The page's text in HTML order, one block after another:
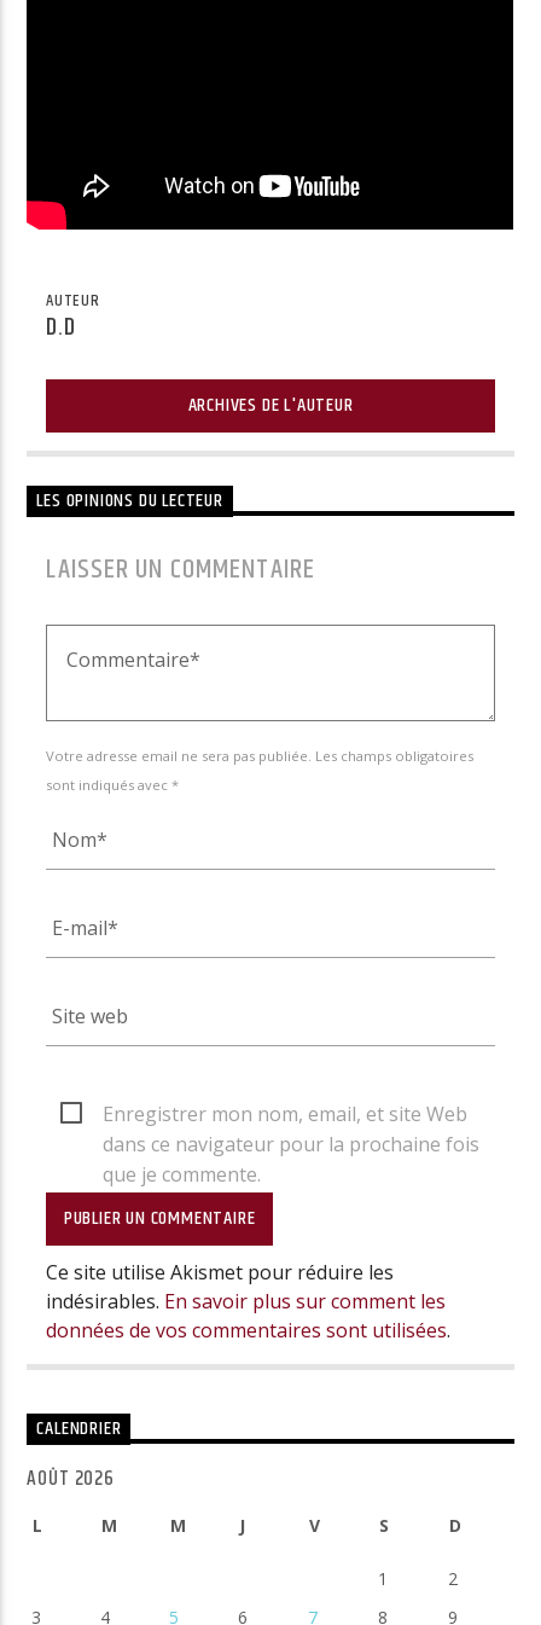
AUTEUR
D.D
ARCHIVES DE L'AUTEUR
LES OPINIONS DU LECTEUR
LAISSER UN COMMENTAIRE
Votre adresse email ne sera pas publiée. Les champs obligatoires
sont indiqués avec *
Enregistrer mon nom, email, et site Web
dans ce navigateur pour la prochaine fois
que je commente.
Ce site utilise Akismet pour réduire les
indésirables. En savoir plus sur comment les
données de vos commentaires sont utilisées.
CALENDRIER
AOÛT 2026
L M M J V S D
1
2
3
4 5 6 7 8
9